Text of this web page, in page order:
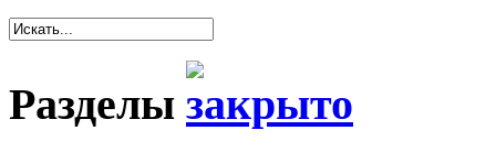
Разделы